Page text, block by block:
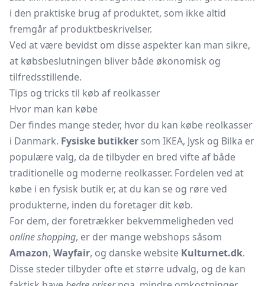
i den praktiske brug af produktet, som ikke altid
fremgår af produktbeskrivelser.
Ved at være bevidst om disse aspekter kan man sikre,
at købsbeslutningen bliver både økonomisk og
tilfredsstillende.
Tips og tricks til køb af reolkasser
Hvor man kan købe
Der findes mange steder, hvor du kan købe reolkasser
i Danmark. Fysiske butikker som IKEA, Jysk og Bilka er
populære valg, da de tilbyder en bred vifte af både
traditionelle og moderne reolkasser. Fordelen ved at
købe i en fysisk butik er, at du kan se og røre ved
produkterne, inden du foretager dit køb.
For dem, der foretrækker bekvemmeligheden ved
online shopping, er der mange webshops såsom
Amazon, Wayfair, og danske website Kulturnet.dk.
Disse steder tilbyder ofte et større udvalg, og de kan